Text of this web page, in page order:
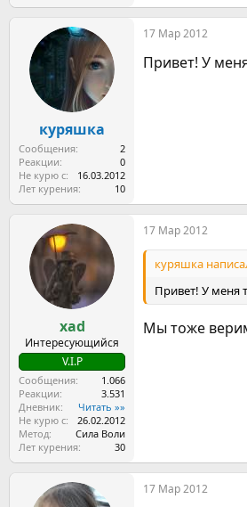
куряшка
Сообщения
2
Реакции
0
Не курю с
16.03.2012
Лет курения
10
17 Мар 2012
Привет! У
xad
Интересующийся
V.I.P
Сообщения
1.066
Реакции
3.531
Дневник
Читать »»
Не курю с
26.02.2012
Метод
Сила Воли
Лет курения
30
17 Мар 2012
куряшка
Привет! У меня
Мы тоже
17 Мар 2012